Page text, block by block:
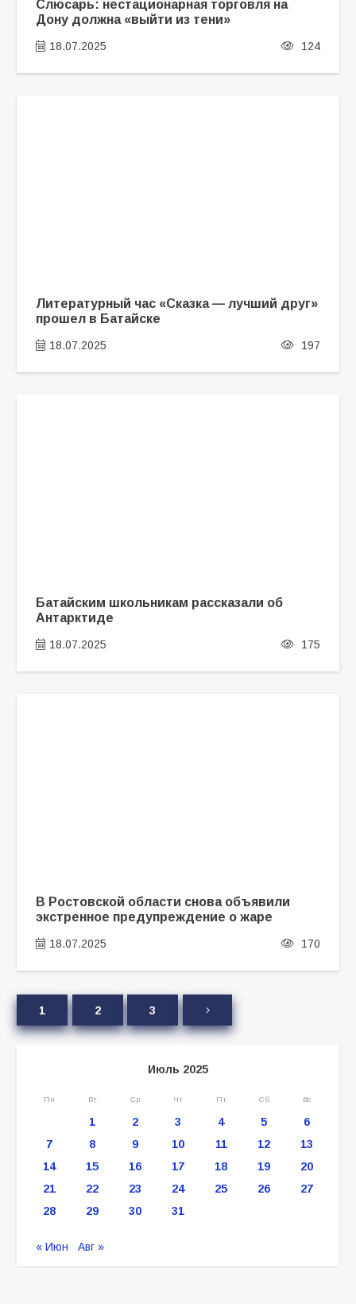
Слюсарь: нестационарная торговля на
Дону должна «выйти из тени»
18.07.2025 124
Литературный час «Сказка — лучший друг»
прошел в Батайске
18.07.2025 197
Батайским школьникам рассказали об
Антарктиде
18.07.2025 175
В Ростовской области снова объявили
экстренное предупреждение о жаре
18.07.2025 170
1 2 3
Июль 2025
Пн Вт Ср Чт Пт Сб Вс
1 2 3 4 5
6
7
8 9 10 11 12
13
14
15 16 17 18 19
20
21
22 23 24 25 26
27
28
29 30 31
« Июн Авг »